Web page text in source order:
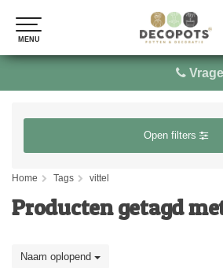
MENU
MENU
Open filters
Home Tags vittel
Producten getagd
Naam oplopend